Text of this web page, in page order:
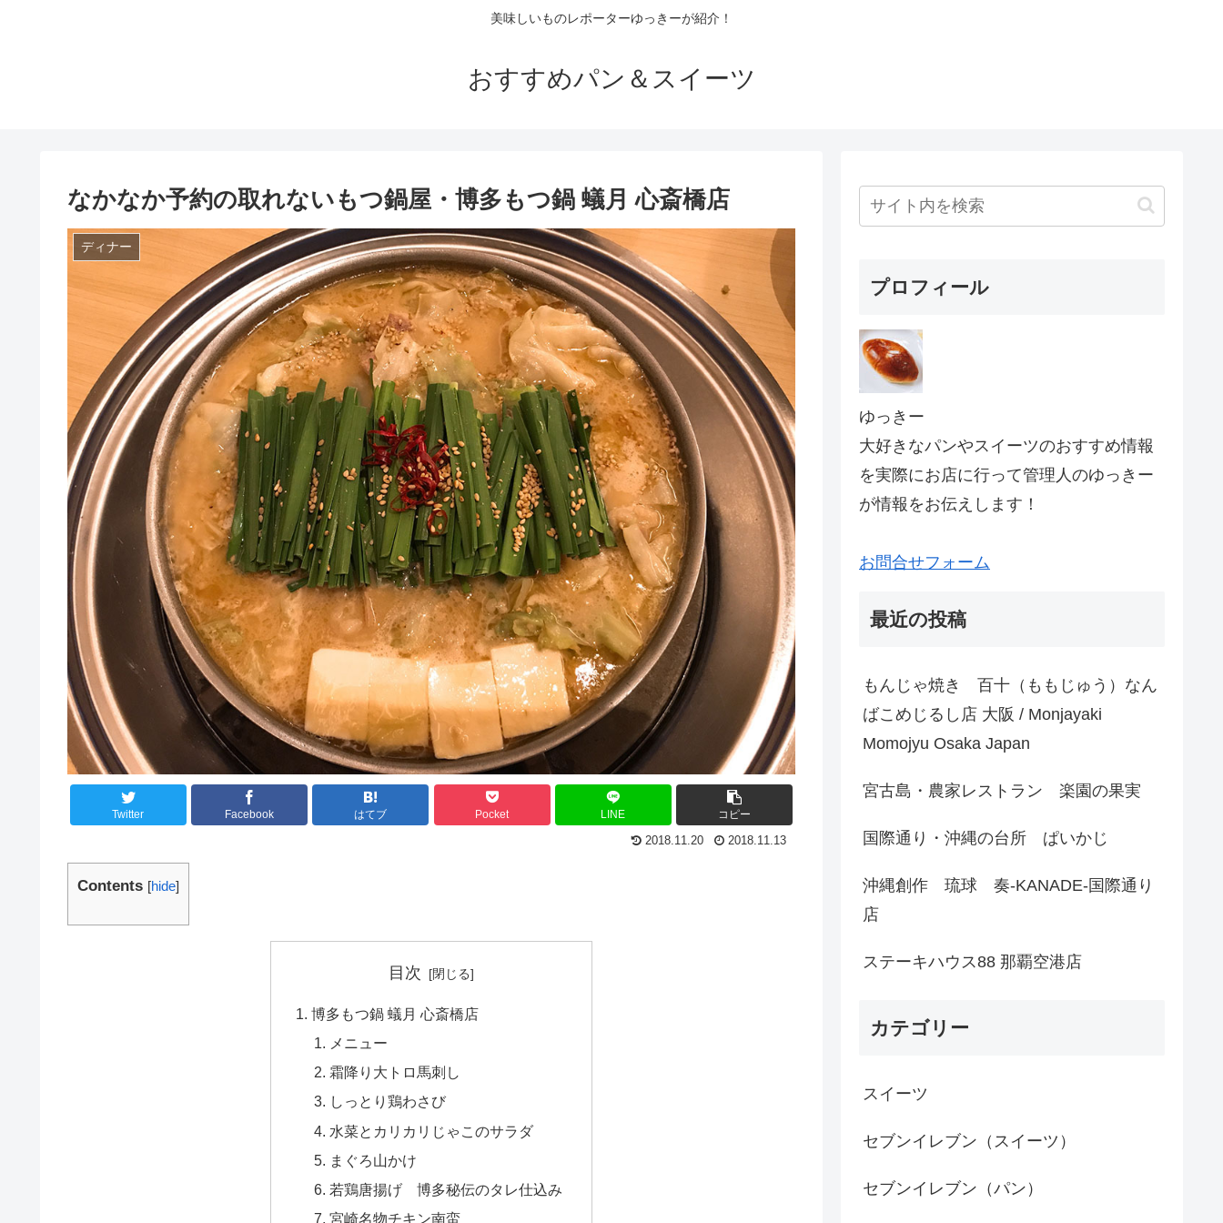
美味しいものレポーターゆっきーが紹介！
おすすめパン＆スイーツ
なかなか予約の取れないもつ鍋屋・博多もつ鍋 蟻月 心斎橋店
ディナー
Twitter Facebook はてブ Pocket LINE コピー
2018.11.20 2018.11.13
Contents [hide]
目次
博多もつ鍋 蟻月 心斎橋店
メニュー
霜降り大トロ馬刺し
しっとり鶏わさび
水菜とカリカリじゃこのサラダ
まぐろ山かけ
若鶏唐揚げ 博多秘伝のタレ仕込み
宮崎名物チキン南蛮
プロフィール
ゆっきー
大好きなパンやスイーツのおすすめ情報
を実際にお店に行って管理人のゆっきー
が情報をお伝えします！
お問合せフォーム
最近の投稿
もんじゃ焼き 百十（ももじゅう）なん
ばこめじるし店 大阪 / Monjayaki
Momojyu Osaka Japan
宮古島・農家レストラン 楽園の果実
国際通り・沖縄の台所 ぱいかじ
沖縄創作 琉球 奏-KANADE-国際通り
店
ステーキハウス88 那覇空港店
カテゴリー
スイーツ
セブンイレブン（スイーツ）
セブンイレブン（パン）